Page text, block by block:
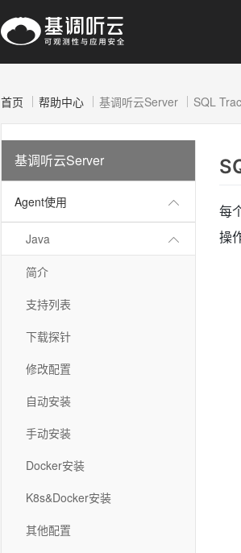
首页 帮助中心 基调听云Server SQL
基调听云Server
Agent使用
Java
简介
支持列表
下载探针
修改配置
自动安装
手动安装
Docker安装
K8s&Docker安装
其他配置
每
操